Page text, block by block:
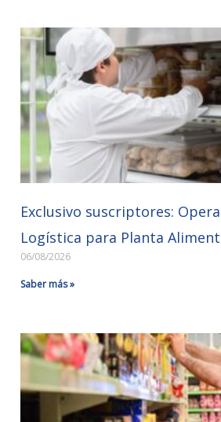
Exclusivo suscriptores:
Logística para Planta
06/08/2026
Saber más »